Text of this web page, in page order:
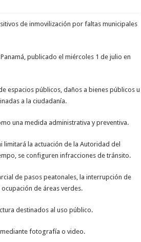
de inmovilización por faltas municipales
publicado el miércoles 1 de julio en
espacios públicos, daños a bienes públicos u
a la ciudadanía.
una medida administrativa y preventiva.
la actuación de la Autoridad del
se configuren infracciones de tránsito.
de pasos peatonales, la interrupción de
de áreas verdes.
destinados al uso público.
fotografía o video.